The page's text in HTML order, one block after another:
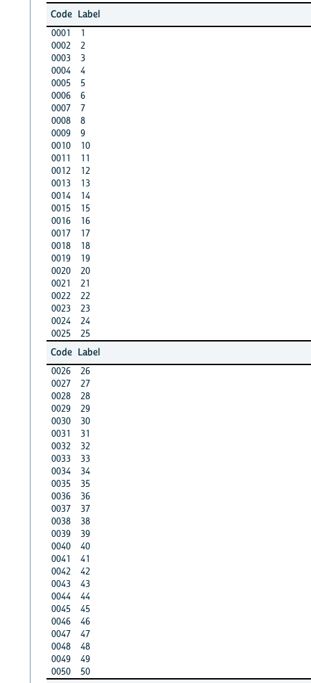
Code Label
0001
1
0002
2
0003
3
0004
4
0005
5
0006
6
0007
7
0008
8
0009
9
0010
10
0011
11
0012
12
0013
13
0014
14
0015
15
0016
16
0017
17
0018
18
0019
19
0020
20
0021
21
0022
22
0023
23
0024
24
0025
25
Code Label
0026
26
0027
27
0028
28
0029
29
0030
30
0031
31
0032
32
0033
33
0034
34
0035
35
0036
36
0037
37
0038
38
0039
39
0040
40
0041
41
0042
42
0043
43
0044
44
0045
45
0046
46
0047
47
0048
48
0049
49
0050
50